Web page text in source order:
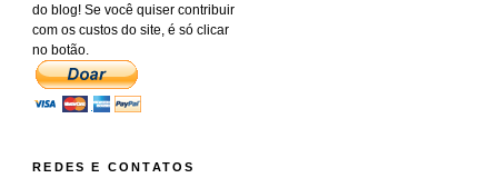
do blog! Se você quiser contribuir
com os custos do site, é só clicar
no botão.
REDES E CONTATOS